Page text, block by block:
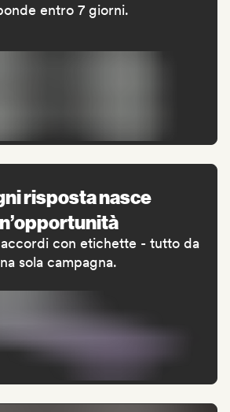
entro 7 giorni.
risposta nasce
con etichette - tutto da
sola campagna.